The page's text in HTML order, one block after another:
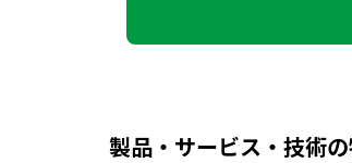
製品・サービス・技術